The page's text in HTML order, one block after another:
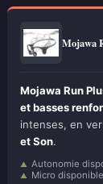
Mojawa
Mojawa Run
et basses
intenses, en
et Son.
Autonomie
Micro disponible